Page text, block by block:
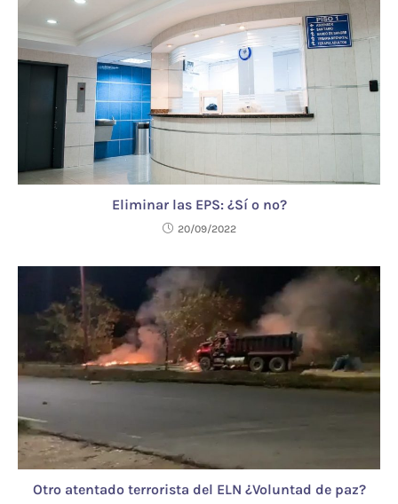
Eliminar las EPS: ¿Sí o no?
20/09/2022
Otro atentado terrorista del ELN ¿Voluntad de paz?